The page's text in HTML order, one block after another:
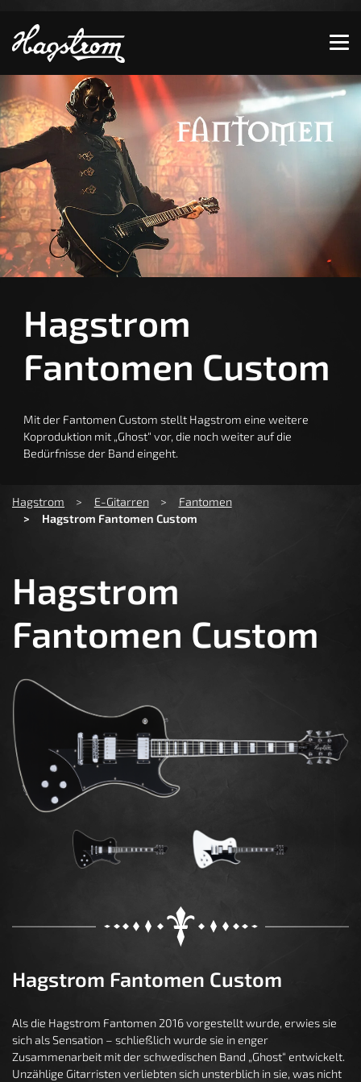
Zeige besser passende Version dieser Seite
Diese Meldung nicht mehr anzeigen
Hagstrom
Fantomen Custom
Mit der Fantomen Custom stellt Hagstrom eine weitere
Koproduktion mit „Ghost“ vor, die noch weiter auf die
Bedürfnisse der Band eingeht.
Hagstrom E-Gitarren
Fantomen
Hagstrom Fantomen Custom
Hagstrom
Fantomen Custom
Hagstrom Fantomen Custom
Als die Hagstrom Fantomen 2016 vorgestellt wurde, erwies sie
sich als Sensation – schließlich wurde sie in enger
Zusammenarbeit mit der schwedischen Band „Ghost“ entwickelt.
Unzählige Gitarristen verliebten sich unsterblich in sie, was nicht